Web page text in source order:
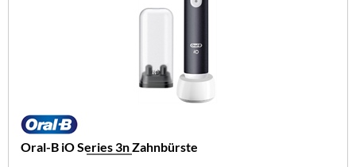
Oral-B iO Series 3n Zahnbürste